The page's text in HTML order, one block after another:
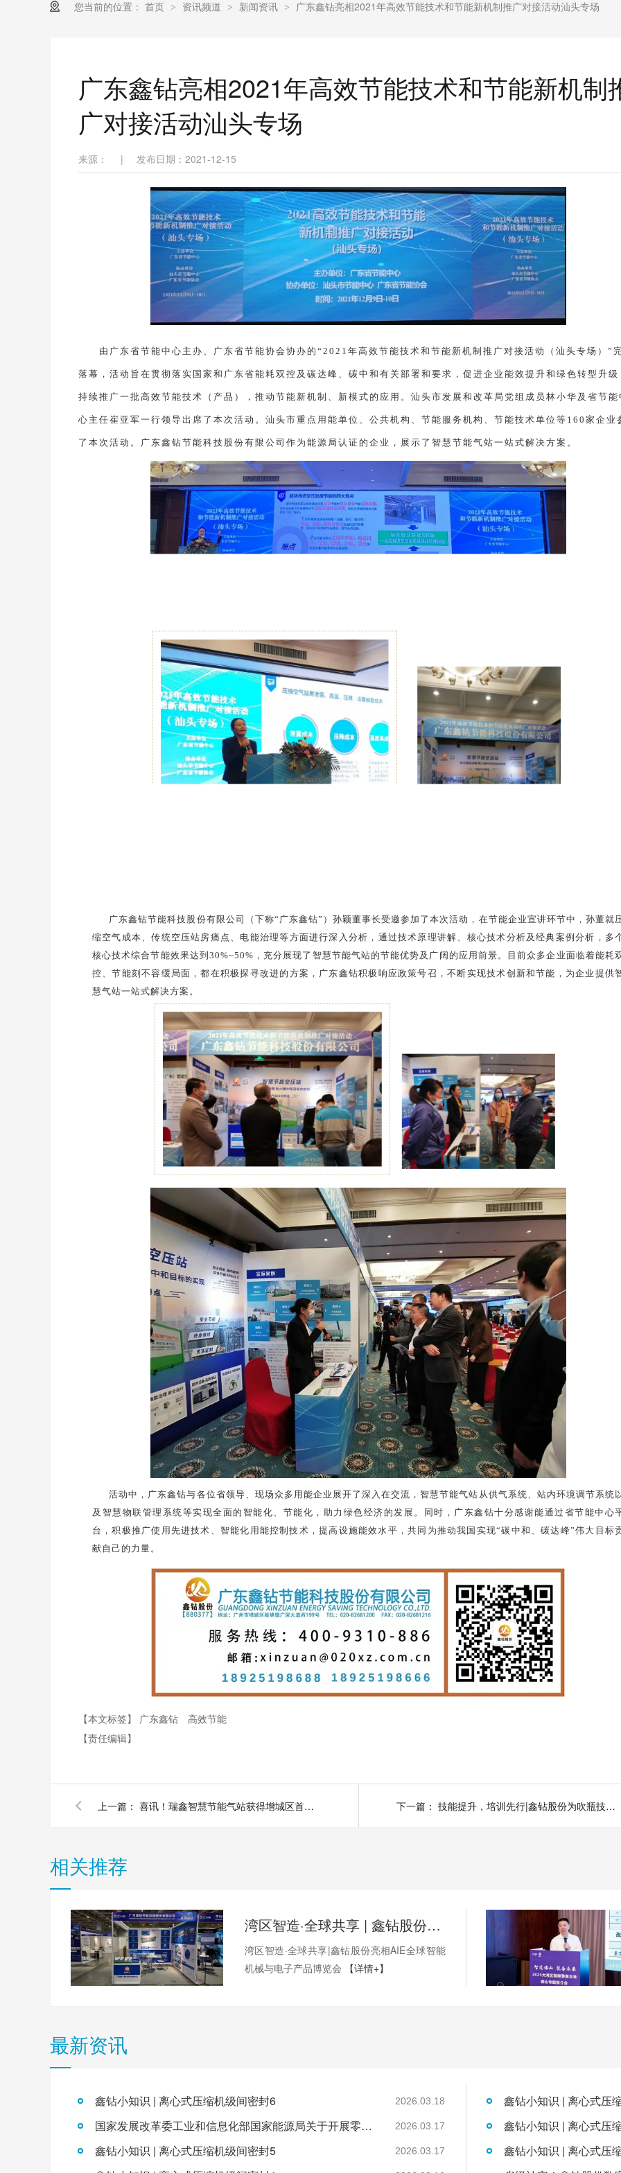
您当前的位置： 首页 > 资讯频道 > 新闻资讯 > 广东鑫钻亮相2021年高效节能技术和节能新机制推广对接活动汕头专场
广东鑫钻亮相2021年高效节能技术和节能新机制
广对接活动汕头专场
来源： | 发布日期：2021-12-15
由广东省节能中心主办、广东省节能协会协办的“2021年高效节能技术和节能新机制推广对接活动（汕头专场）”
落幕，活动旨在贯彻落实国家和广东省能耗双控及碳达峰、碳中和有关部署和要求，促进企业能效提升和绿色转型升级
持续推广一批高效节能技术（产品），推动节能新机制、新模式的应用。汕头市发展和改革局党组成员林小华及省节能
心主任崔亚军一行领导出席了本次活动。汕头市重点用能单位、公共机构、节能服务机构、节能技术单位等160家企业
了本次活动。广东鑫钻节能科技股份有限公司作为能源局认证的企业，展示了智慧节能气站一站式解决方案。
广东鑫钻节能科技股份有限公司（下称“广东鑫钻”）孙颖董事长受邀参加了本次活动，在节能企业宣讲环节中，孙董就
缩空气成本、传统空压站房痛点、电能治理等方面进行深入分析，通过技术原理讲解、核心技术分析及经典案例分析，多
核心技术综合节能效果达到30%~50%，充分展现了智慧节能气站的节能优势及广阔的应用前景。目前众多企业面临着能耗
控、节能刻不容缓局面，都在积极探寻改进的方案，广东鑫钻积极响应政策号召，不断实现技术创新和节能，为企业提供
慧气站一站式解决方案。
活动中，广东鑫钻与各位省领导、现场众多用能企业展开了深入在交流，智慧节能气站从供气系统、站内环境调节系统
及智慧物联管理系统等实现全面的智能化、节能化，助力绿色经济的发展。同时，广东鑫钻十分感谢能通过省节能中心
台，积极推广使用先进技术、智能化用能控制技术，提高设施能效水平，共同为推动我国实现“碳中和、碳达峰”伟大目标
献自己的力量。
【本文标签】 广东鑫钻
高效节能
【责任编辑】
上一篇： 喜讯！瑞鑫智慧节能气站获得增城区首届“增创杯”三等奖！ 下一篇： 技能提升，培训先行|鑫钻股份为吹瓶技术保驾护航
相关推荐
湾区智造·全球共享 | 鑫钻股份亮相AIE全球智能机械与电子产品博览会
湾区智造·全球共享|鑫钻股份亮相AIE全球智能
机械与电子产品博览会
【详情+】
最新资讯
鑫钻小知识 | 离心式压缩机级间密封6 2026.03.18
国家发展改革委工业和信息化部国家能源局关于开展零碳园区建设的通知 2026.03.17
鑫钻小知识 | 离心式压缩机级间密封5 2026.03.17
鑫钻小知识 | 离心式压
鑫钻小知识 | 离心式压
鑫钻小知识 | 离心式压